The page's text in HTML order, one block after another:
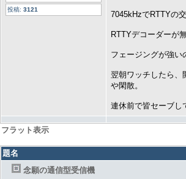
投稿: 3121
7045kHzでRTTYの
RTTYデコーダーが
フェージングが強い
翌朝ワッチしたら、
や閑散。
連休前で皆セーブし
フラット表示
題名
念願の通信型受信機